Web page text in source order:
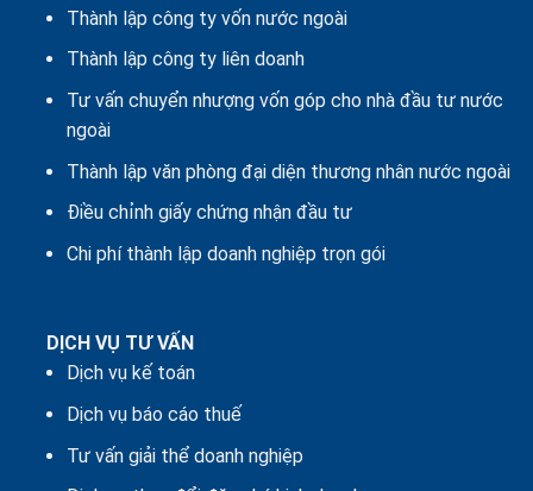
Thành lập công ty vốn nước ngoài
Thành lập công ty liên doanh
Tư vấn chuyển nhượng vốn góp cho nhà đầu tư nước
ngoài
Thành lập văn phòng đại diện thương nhân nước ngoài
Điều chỉnh giấy chứng nhận đầu tư
Chi phí thành lập doanh nghiệp trọn gói
DỊCH VỤ TƯ VẤN
Dịch vụ kế toán
Dịch vụ báo cáo thuế
Tư vấn giải thể doanh nghiệp